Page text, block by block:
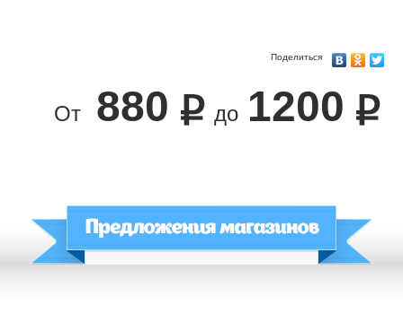
Поделиться
От 880 до 1200